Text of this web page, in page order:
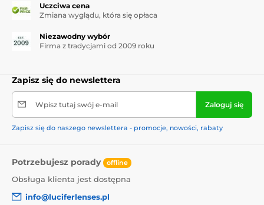
Uczciwa cena
Zmiana wyglądu, która się opłaca
Niezawodny wybór
Firma z tradycjami od 2009 roku
Zapisz się do newslettera
Wpisz tutaj swój e-mail Zaloguj się
Zapisz się do naszego newslettera - promocje, nowości, rabaty
Potrzebujesz porady offline
Obsługa klienta jest dostępna
info@luciferlenses.pl